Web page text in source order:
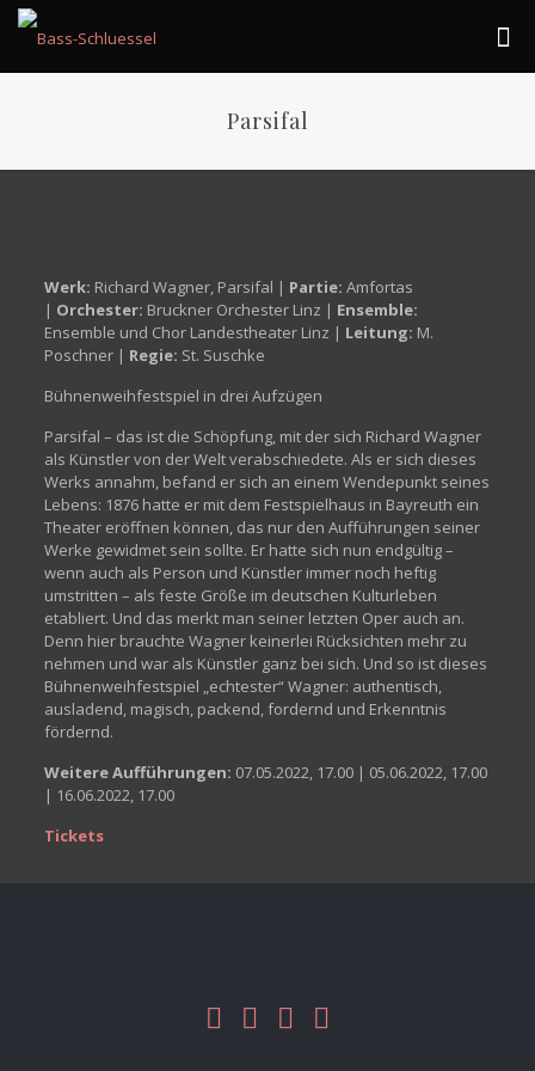
Parsifal
Werk: Richard Wagner, Parsifal | Partie: Amfortas
| Orchester: Bruckner Orchester Linz | Ensemble:
Ensemble und Chor Landestheater Linz | Leitung: M.
Poschner | Regie: St. Suschke
Bühnenweihfestspiel in drei Aufzügen
Parsifal – das ist die Schöpfung, mit der sich Richard Wagner
als Künstler von der Welt verabschiedete. Als er sich dieses
Werks annahm, befand er sich an einem Wendepunkt seines
Lebens: 1876 hatte er mit dem Festspielhaus in Bayreuth ein
Theater eröffnen können, das nur den Aufführungen seiner
Werke gewidmet sein sollte. Er hatte sich nun endgültig –
wenn auch als Person und Künstler immer noch heftig
umstritten – als feste Größe im deutschen Kulturleben
etabliert. Und das merkt man seiner letzten Oper auch an.
Denn hier brauchte Wagner keinerlei Rücksichten mehr zu
nehmen und war als Künstler ganz bei sich. Und so ist dieses
Bühnenweihfestspiel „echtester“ Wagner: authentisch,
ausladend, magisch, packend, fordernd und Erkenntnis
fördernd.
Weitere Aufführungen: 07.05.2022, 17.00 | 05.06.2022, 17.00
| 16.06.2022, 17.00
Tickets